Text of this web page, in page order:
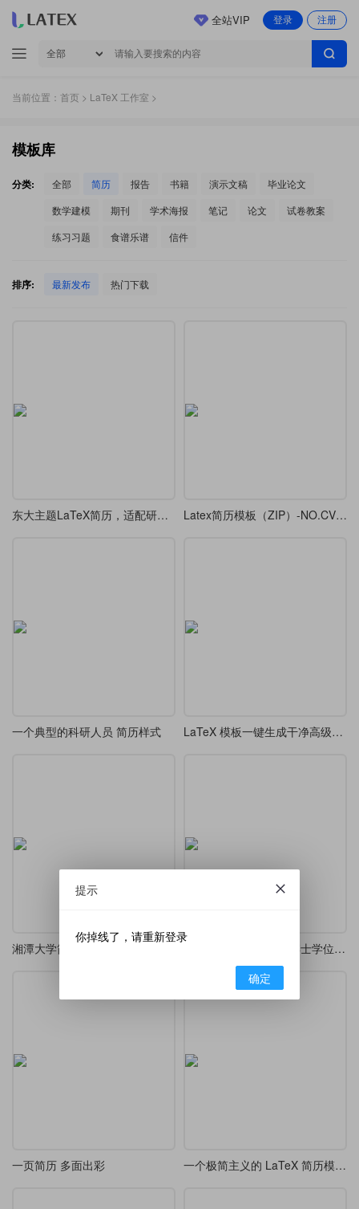
登录 注册
全站VIP
当前位置： 首页 > LaTeX 工作室 >
模板库
分类: 全部 简历 报告 书籍 演示文稿
毕业论文
数学建模
期刊 学术海报 笔记 论文
试卷教案
练习习题
食谱乐谱 信件
排序: 最新发布 热门下载
东大主题LaTeX简历，适配研究生求职与学术交流 Latex简历模板（ZIP）-NO.CV20260627
一个典型的科研人员 简历样式 LaTeX 模板一键生成干净高级极简学术 CV
湘潭大学简历模版 Awesome-PhD-CV：博士学位申请简历
一页简历 多面出彩 一个极简主义的 LaTeX 简历模板-五种优雅字体选择
提示
你掉线了，请重新登录
确定